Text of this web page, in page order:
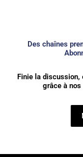
Des chaînes
Finie la discussion,
grâce à nos